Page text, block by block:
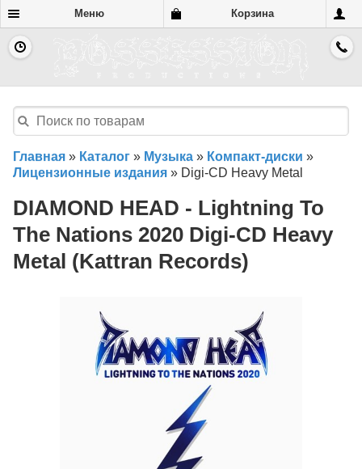
Меню Корзина
Главная » Каталог » Музыка » Компакт-диски »
Лицензионные издания » Digi-CD Heavy Metal
DIAMOND HEAD - Lightning To
The Nations 2020 Digi-CD Heavy
Metal (Kattran Records)